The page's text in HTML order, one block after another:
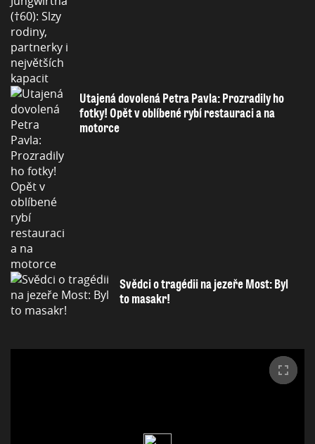
Utajená dovolená Petra Pavla: Prozradily ho
fotky! Opět v oblíbené rybí restauraci a na
motorce
Svědci o tragédii na jezeře Most: Byl
to masakr!